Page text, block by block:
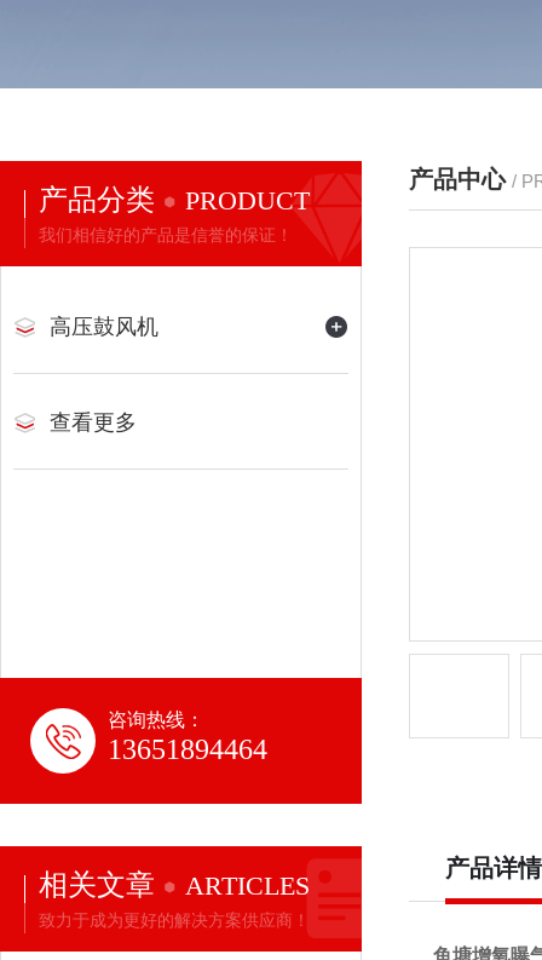
产品分类 PRODUCT
我们相信好的产品是信誉的保证！
高压鼓风机
查看更多
咨询热线：
13651894464
相关文章 ARTICLES
致力于成为更好的解决方案供应商！
产品中心 /
产品详情
鱼塘增氧曝